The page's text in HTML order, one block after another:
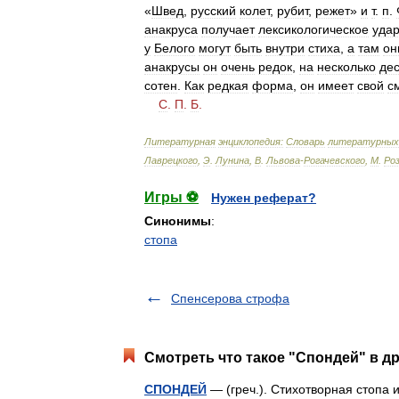
«Швед русский колет, рубит, режет» и т. п
анакруса получает лексикологическое
у Белого могут быть внутри стиха а там
анакрусы он очень редок на несколько
сотен
Как редкая форма он имеет свой
С П Б
Литературная энциклопедия: Словарь литературных
Лаврецкого Э Лунина В Львова-Рогачевского М
Игры ⚽
Нужен реферат?
Синонимы:
стопа
Спенсерова строфа
Смотреть что такое "Спондей" в
СПОНДЕЙ — (греч.). Стихотворная стопа